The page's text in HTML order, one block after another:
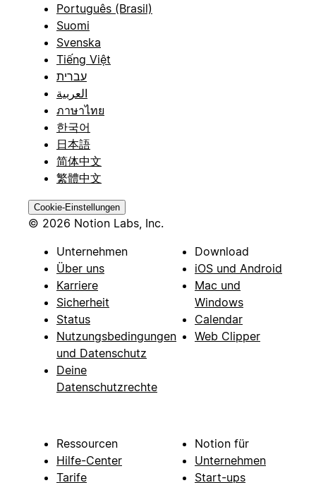
Português (Brasil)
Suomi
Svenska
Tiếng Việt
עברית
العربية
ภาษาไทย
한국어
日本語
简体中文
繁體中文
Cookie-Einstellungen
© 2026 Notion Labs, Inc.
Unternehmen
Über uns
Karriere
Sicherheit
Status
Nutzungsbedingungen
und Datenschutz
Deine
Datenschutzrechte
Download
iOS und Android
Mac und
Windows
Calendar
Web Clipper
Ressourcen
Hilfe-Center
Tarife
Notion für
Unternehmen
Start-ups